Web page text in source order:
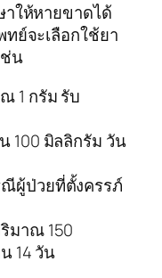
าให้หายขาดได้
ย์จะเลือกใช้ยา
น
1 กรัม รับ
100 มิลลิกรัม วัน
ผู้ป่วยที่ตั้งครรภ์
มาณ 150
14 วัน